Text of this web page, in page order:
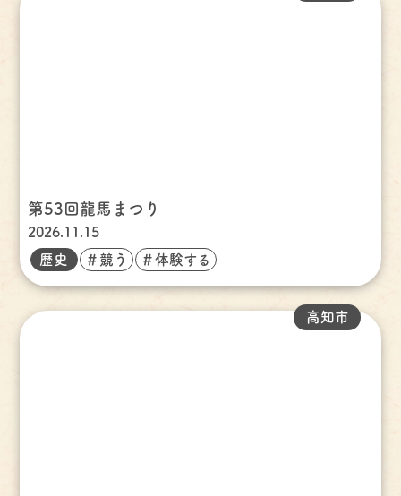
第53回龍馬まつり
2026.11.15
歴史 ＃競う ＃体験する
高知市